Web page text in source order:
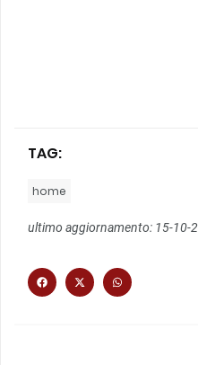
TAG:
home
ultimo aggiornamento: 15-10-